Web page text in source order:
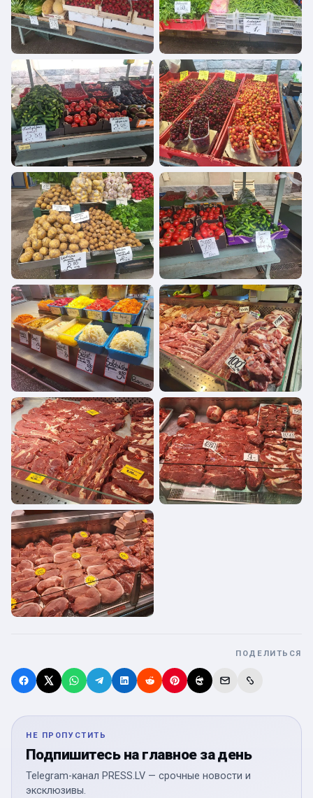
ПОДЕЛИТЬСЯ
НЕ ПРОПУСТИТЬ
Подпишитесь на главное за день
Telegram-канал PRESS.LV — срочные новости и
эксклюзивы.